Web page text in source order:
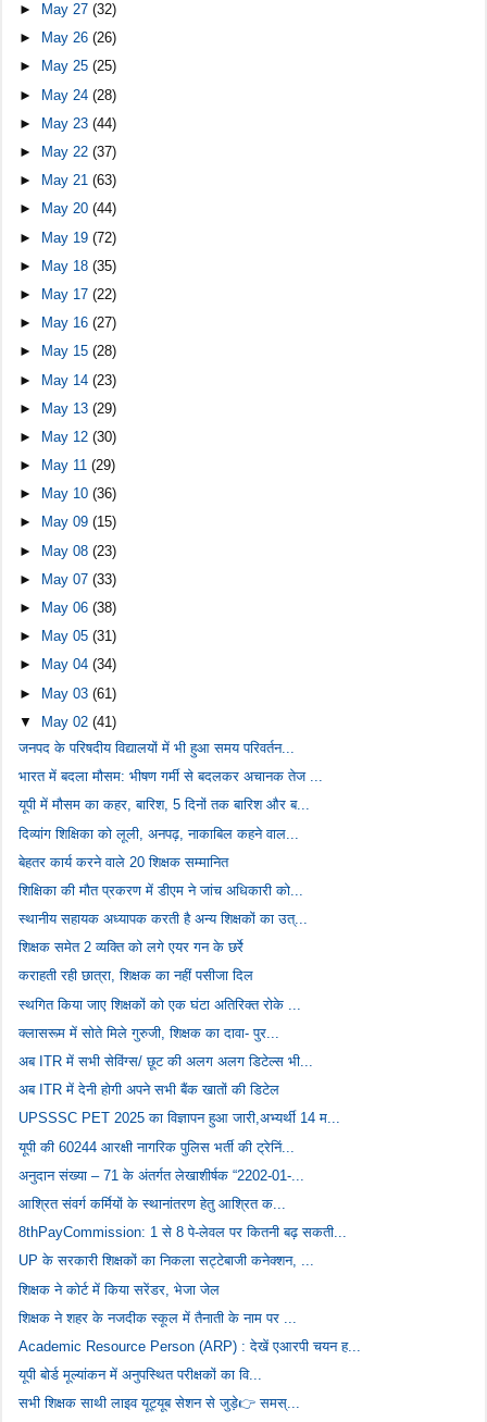
►
May 27(32)
►
May 26(26)
►
May 25(25)
► May 24(28)
►
May 23(44)
►
May 22(37)
►
May 21(63)
►
May 20(44)
► May 19(72)
►
May 18(35)
►
May 17(22)
►
May 16(27)
►
May 15(28)
► May 14(23)
► May 13(29)
►
May 12(30)
►
May 11(29)
►
May 10(36)
►
May 09(15)
► May 08(23)
►
May 07(33)
►
May 06(38)
►
May 05(31)
►
May 04(34)
► May 03(61)
▼
May 02(41)
जनपद के परिषदीय विद्यालयों में भी हुआ समय परिवर्तन...
भारत में बदला मौसम: भीषण गर्मी से बदलकर अचानक तेज ...
यूपी में मौसम का कहर, बारिश, 5 दिनों तक बारिश और ब...
दिव्यांग शिक्षिका को लूली, अनपढ़, नाकाबिल कहने वाल...
बेहतर कार्य करने वाले 20 शिक्षक सम्मानित
शिक्षिका की मौत प्रकरण में डीएम ने जांच अधिकारी को...
स्थानीय सहायक अध्यापक करती है अन्य शिक्षकों का उत्...
शिक्षक समेत 2 व्यक्ति को लगे एयर गन के छर्रे
कराहती रही छात्रा, शिक्षक का नहीं पसीजा दिल
स्थगित किया जाए शिक्षकों को एक घंटा अतिरिक्त रोके ...
क्लासरूम में सोते मिले गुरुजी, शिक्षक का दावा- पुर...
अब ITR में सभी सेविंग्स/ छूट की अलग अलग डिटेल्स भी...
अब ITR में देनी होगी अपने सभी बैंक खातों की डिटेल
UPSSSC PET 2025 का विज्ञापन हुआ जारी,अभ्यर्थी 14 म...
यूपी की 60244 आरक्षी नागरिक पुलिस भर्ती की ट्रेनिं...
अनुदान संख्या – 71 के अंतर्गत लेखाशीर्षक “2202-01-...
आश्रित संवर्ग कर्मियों के स्थानांतरण हेतु आश्रित क...
8thPayCommission: 1 से 8 पे-लेवल पर कितनी बढ़ सकती...
UP के सरकारी शिक्षकों का निकला सट्टेबाजी कनेक्शन, ...
शिक्षक ने कोर्ट में किया सरेंडर, भेजा जेल
शिक्षक ने शहर के नजदीक स्कूल में तैनाती के नाम पर ...
Academic Resource Person (ARP) : देखें एआरपी चयन ह...
यूपी बोर्ड मूल्यांकन में अनुपस्थित परीक्षकों का वि...
सभी शिक्षक साथी लाइव यूट्यूब सेशन से जुड़े👉 समस्...